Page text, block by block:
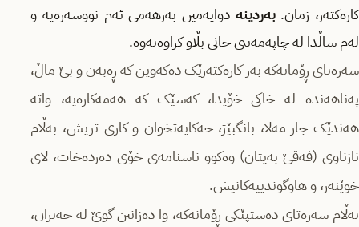
کارەکتەر، زمان.بەردینە دوایەمین بەرهەمی ئەم نووسەرەیە و
لەم ساڵدا لە چاپەمەنیی خانی بڵاو کراوەتەوە.
سەرەتای ڕۆمانەکە بەر کارەکتەرێک ده‌كه‌وین كه‌ ڕەبەن و بێ ماڵ،
پەناهەندە لە خاکی خۆیدا، کەسێک کە هەمەکارەیە، واتە
هەندێک جار مەلا، بانگبێژ، حەکایەتخوان و کاری تریش، بەڵام
نازناوی (فەقێ بەیتان) وەکوو ناسنامەی خۆی دەردەخات، لای
خوێنەر، و هاوگوندییەکانیش.
بەڵام سەرەتای دەستپێکی ڕۆمانەکە، وا دەزانین گوێ لە حەیران،